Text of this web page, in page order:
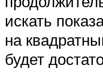
искать
на
будет